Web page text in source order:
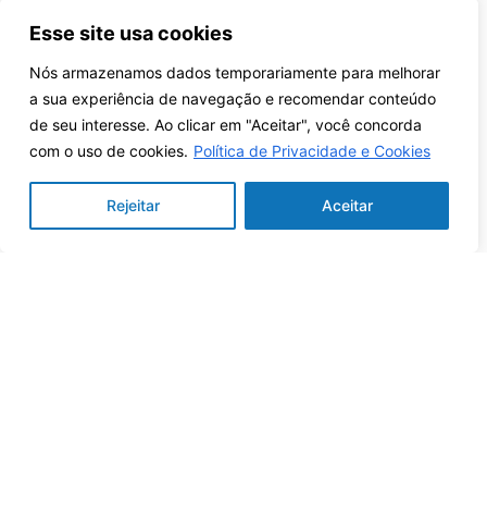
Esse site usa cookies
Nós armazenamos dados temporariamente para melhorar
a sua experiência de navegação e recomendar conteúdo
de seu interesse. Ao clicar em "Aceitar", você concorda
com o uso de cookies. Política de Privacidade e Cookies
Rejeitar Aceitar
LU-REQON1
Ver mais